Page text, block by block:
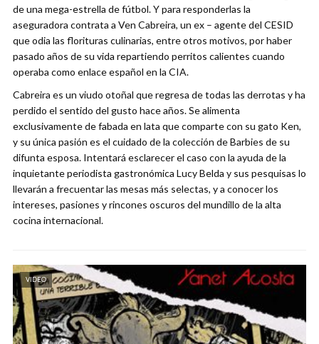
de una mega-estrella de fútbol. Y para responderlas la
aseguradora contrata a Ven Cabreira, un ex – agente del CESID
que odia las florituras culinarias, entre otros motivos, por haber
pasado años de su vida repartiendo perritos calientes cuando
operaba como enlace español en la CIA.
Cabreira es un viudo otoñal que regresa de todas las derrotas y ha
perdido el sentido del gusto hace años. Se alimenta
exclusivamente de fabada en lata que comparte con su gato Ken,
y su única pasión es el cuidado de la colección de Barbies de su
difunta esposa. Intentará esclarecer el caso con la ayuda de la
inquietante periodista gastronómica Lucy Belda y sus pesquisas lo
llevarán a frecuentar las mesas más selectas, y a conocer los
intereses, pasiones y rincones oscuros del mundillo de la alta
cocina internacional.
VIDEO